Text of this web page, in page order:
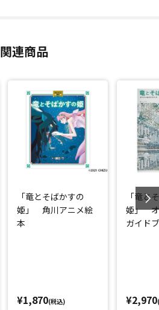
関連商品
「竜とそばかすの
姫」 角川アニメ絵
本
¥1,870(税込)
「竜と
姫」 オ
ガイド
¥2,970